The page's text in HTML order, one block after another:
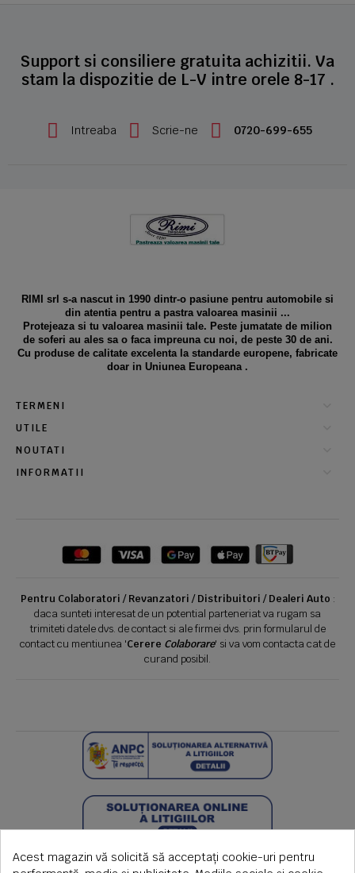
Support si consiliere gratuita achizitii. Va
stam la dispozitie de L-V intre orele 8-17 .
Intreaba Scrie-ne 0720-699-655
RIMI srl s-a nascut in 1990 dintr-o pasiune pentru automobile si
din atentia pentru a pastra valoarea masinii ...
Protejeaza si tu valoarea masinii tale. Peste jumatate de milion
de soferi au ales sa o faca impreuna cu noi, de peste 30 de ani.
Cu produse de calitate excelenta la standarde europene, fabricate
doar in Uniunea Europeana .
TERMENI
UTILE
NOUTATI
INFORMATII
Pentru Colaboratori / Revanzatori / Distribuitori / Dealeri Auto :
daca sunteti interesat de un potential parteneriat va rugam sa
trimiteti datele dvs. de contact si ale firmei dvs. prin formularul de
contact cu mentiunea 'Cerere Colaborare' si va vom contacta cat de
curand posibil.
Acest magazin vă solicită să acceptați cookie-uri pentru